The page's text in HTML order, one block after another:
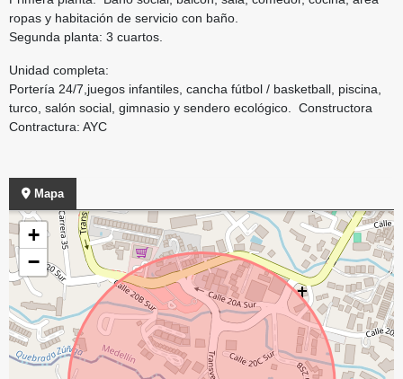
ropas y habitación de servicio con baño.
Segunda planta: 3 cuartos.
Unidad completa:
Portería 24/7,juegos infantiles, cancha fútbol / basketball, piscina,
turco, salón social, gimnasio y sendero ecológico. Constructora
⁠Contractura: AYC
Mapa
+
−